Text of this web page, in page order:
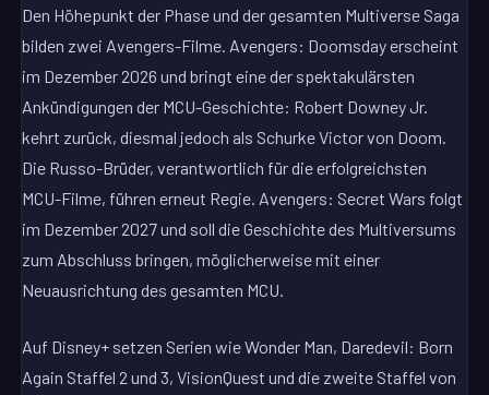
Den Höhepunkt der Phase und der gesamten Multiverse Saga
bilden zwei Avengers-Filme. Avengers: Doomsday erscheint
im Dezember 2026 und bringt eine der spektakulärsten
Ankündigungen der MCU-Geschichte: Robert Downey Jr.
kehrt zurück, diesmal jedoch als Schurke Victor von Doom.
Die Russo-Brüder, verantwortlich für die erfolgreichsten
MCU-Filme, führen erneut Regie. Avengers: Secret Wars folgt
im Dezember 2027 und soll die Geschichte des Multiversums
zum Abschluss bringen, möglicherweise mit einer
Neuausrichtung des gesamten MCU.
Auf Disney+ setzen Serien wie Wonder Man, Daredevil: Born
Again Staffel 2 und 3, VisionQuest und die zweite Staffel von